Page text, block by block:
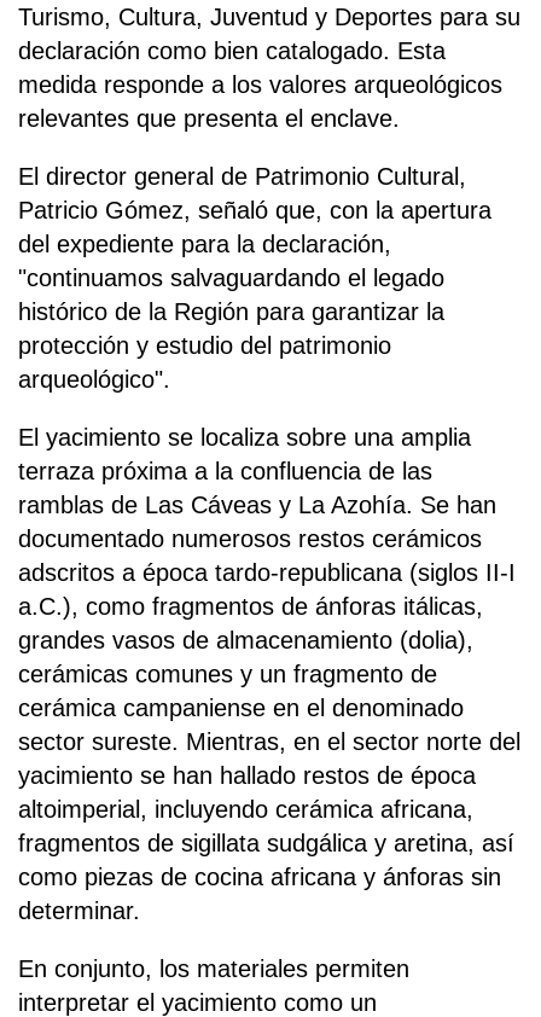
Turismo, Cultura, Juventud y Deportes para su
declaración como bien catalogado. Esta
medida responde a los valores arqueológicos
relevantes que presenta el enclave.
El director general de Patrimonio Cultural,
Patricio Gómez, señaló que, con la apertura
del expediente para la declaración,
"continuamos salvaguardando el legado
histórico de la Región para garantizar la
protección y estudio del patrimonio
arqueológico".
El yacimiento se localiza sobre una amplia
terraza próxima a la confluencia de las
ramblas de Las Cáveas y La Azohía. Se han
documentado numerosos restos cerámicos
adscritos a época tardo-republicana (siglos II-I
a.C.), como fragmentos de ánforas itálicas,
grandes vasos de almacenamiento (dolia),
cerámicas comunes y un fragmento de
cerámica campaniense en el denominado
sector sureste. Mientras, en el sector norte del
yacimiento se han hallado restos de época
altoimperial, incluyendo cerámica africana,
fragmentos de sigillata sudgálica y aretina, así
como piezas de cocina africana y ánforas sin
determinar.
En conjunto, los materiales permiten
interpretar el yacimiento como un